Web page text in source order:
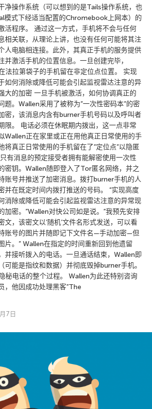
净操作系统（可以想到的是Tails操作系统，也
模式下经适当配置的Chromebook上网本）的
活程序。 通过这一方式，手机将不会与任何
相关联，从理论上讲，也没有任何可能将其注
人电脑相连接。此外，其真正手机的服务提供
并激活手机的位置信息。一旦创建完毕，
法拉第袋子的手机留在非定位点位置。 实现
如何消除或降低可能会引起监视雷达注意的异
大的加密 一旦手机被激活，如何协调真正的
题。Wallen采用了被称为”一次性密码本”的密
密，该消息内含有burner手机号码以及呼叫者
限。 电话必须在休眠期内拨出，这一点非常
Wallen正在家里或正在用他真正日常使用的手
将真正日常使用的手机留在了”定位点”以隐匿
有消息的预定接受者拥有能解密使用一次性
密钥。Wallen随即登入了Tor匿名网络，并之
账号并推送了加密消息。拨打burner手机的人
并在既定时间内拨打推送的号码。 “实现高度
消除或降低可能会引起监视雷达注意的异常现
加密。”Wallen对快公司如是说。”我预先安排
文，该密文以’随机’文件名形式发送，可以看
账号的图片并随即记下文件名—手动加密—但
片。” Wallen在指定的时间重新回到他遗留
并接听拨入的电话。一旦通话结束，Wallen即
可能是指纹和数据）并彻底毁掉burner手机。
秘电话的整个过程。 Wallen为此还特别咨询
，他因成功处理黑客”The
7日